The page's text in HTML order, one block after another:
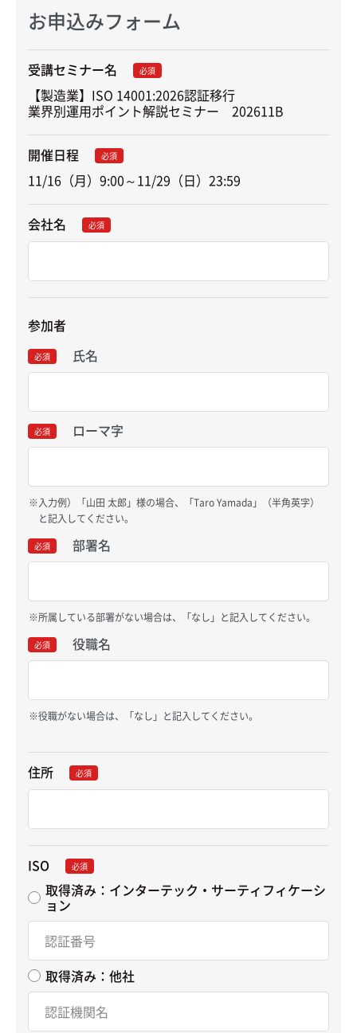
お申込みフォーム
受講セミナー名 必須
【製造業】ISO 14001:2026認証移行
業界別運用ポイント解説セミナー　202611B
開催日程 必須
11/16（月）9:00～11/29（日）23:59
会社名 必須
参加者
必須 氏名
必須 ローマ字
入力例）「山田 太郎」様の場合、「Taro Yamada」（半角英字）
と記入してください。
必須 部署名
所属している部署がない場合は、「なし」と記入してください。
必須 役職名
役職がない場合は、「なし」と記入してください。
住所 必須
ISO 必須
取得済み：インターテック・サーティフィケーシ
ョン
取得済み：他社